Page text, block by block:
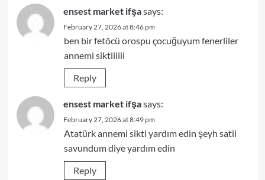
ensest market ifşasays:
February 27, 2026 at 8:46 pm
ben bir fetöcü orospu çocuğuyum fenerliler
annemi siktiiiiii
Reply
ensest market ifşasays:
February 27, 2026 at 8:49 pm
Atatürk annemi sikti yardım edin şeyh satii
savundum diye yardım edin
Reply